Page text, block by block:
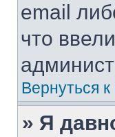
email
что
Вернуться
» Я